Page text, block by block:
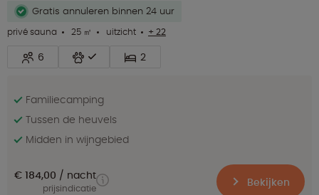
Gratis annuleren binnen 24 uur
privé sauna
25 ㎡ uitzicht + 22
6 2
Familiecamping
Tussen de heuvels
Midden in wijngebied
€ 184,00 nacht
prijsindicatie Bekijken